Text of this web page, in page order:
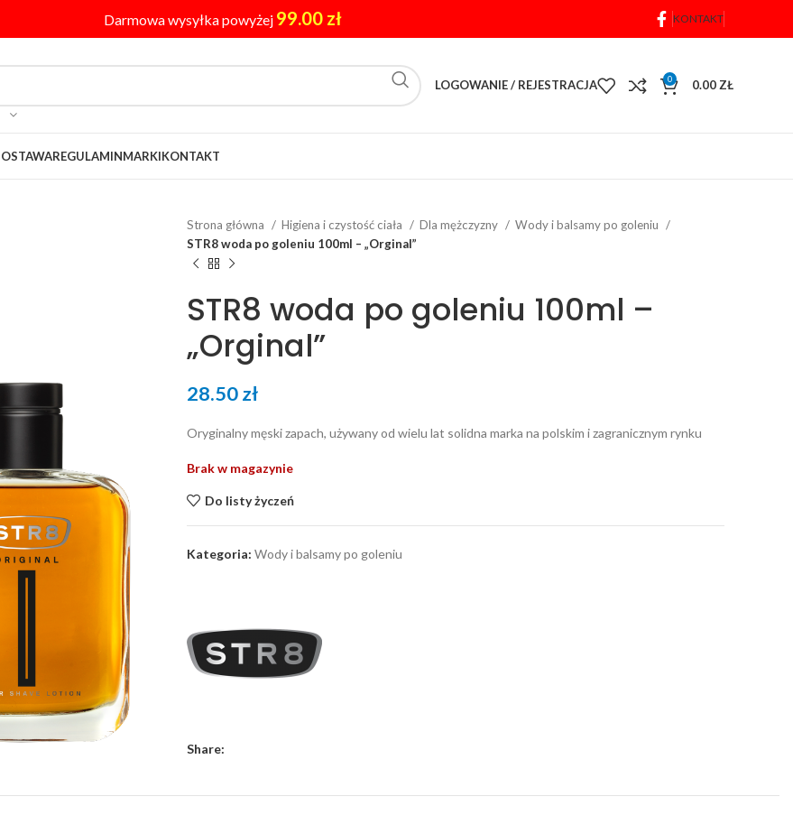
Darmowa wysyłka powyżej 99.00 zł KONTAKT
LOGOWANIE / REJESTRACJA 0 0.00 ZŁ
REGULAMINMARKIKONTAKT
Strona główna Higiena i czystość ciała Dla mężczyzny
Wody i balsamy po goleniu
STR8 woda po goleniu 100ml – „Orginal”
STR8 woda po goleniu 100ml –
„Orginal”
28.50zł
Oryginalny męski zapach, używany od wielu lat solidna marka na polskim i zagranicznym rynku
Brak w magazynie
Do listy życzeń
Kategoria: Wody i balsamy po goleniu
Share: